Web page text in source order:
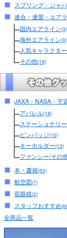
スプリング・ジャ
連合・連盟・エア
国内エアライン(3)
海外エアライン(0)
人気キャラクター
その他(19)
JAXA・NASA・宇
アパレル(18)
ステーショナリー
ピンバッジ(10)
キーホルダー(13)
ファンシー/その
本・書籍(53)
航空図(7)
双眼鏡(2)
スタッフおすすめ
全商品一覧